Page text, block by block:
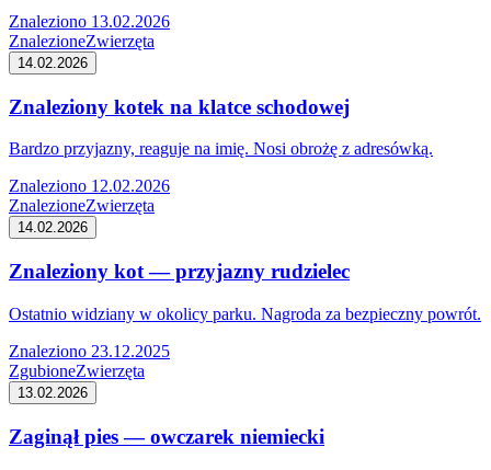
Znaleziono 13.02.2026
ZnalezioneZwierzęta
14.02.2026
Znaleziony kotek na klatce schodowej
Bardzo przyjazny, reaguje na imię. Nosi obrożę z adresówką.
Znaleziono 12.02.2026
ZnalezioneZwierzęta
14.02.2026
Znaleziony kot — przyjazny rudzielec
Ostatnio widziany w okolicy parku. Nagroda za bezpieczny powrót.
Znaleziono 23.12.2025
ZgubioneZwierzęta
13.02.2026
Zaginął pies — owczarek niemiecki